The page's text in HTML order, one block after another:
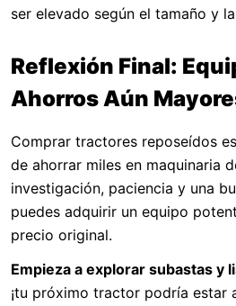
ser elevado según el tamaño y
Reflexión Final:
Ahorros Aún
Comprar tractores reposeídos
de ahorrar miles en maquinaria
investigación, paciencia y una
puedes adquirir un equipo
precio original.
Empieza a explorar subastas y
¡tu próximo tractor podría estar